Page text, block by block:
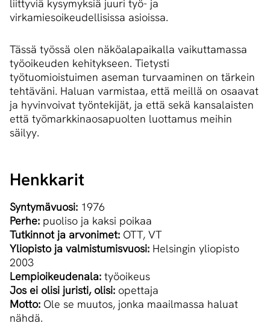
liittyviä kysymyksiä juuri työ- ja
virkamiesoikeudellisissa asioissa.
Tässä työssä olen näköalapaikalla vaikuttamassa
työoikeuden kehitykseen. Tietysti
työtuomioistuimen aseman turvaaminen on tärkein
tehtäväni. Haluan varmistaa, että meillä on osaavat
ja hyvinvoivat työntekijät, ja että sekä kansalaisten
että työmarkkinaosapuolten luottamus meihin
säilyy.
Henkkarit
Syntymävuosi: 1976
Perhe: puoliso ja kaksi poikaa
Tutkinnot ja arvonimet: OTT, VT
Yliopisto ja valmistumisvuosi: Helsingin yliopisto
2003
Lempioikeudenala: työoikeus
Jos ei olisi juristi, olisi: opettaja
Motto: Ole se muutos, jonka maailmassa haluat
nähdä.